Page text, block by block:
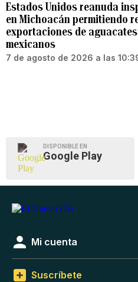
Estados Unidos reanuda
en Michoacán permitiendo
exportaciones de aguacates
mexicanos
7 de agosto de 2026 a las
DISPONIBLE EN
Google Play
Mi cuenta
Suscríbete